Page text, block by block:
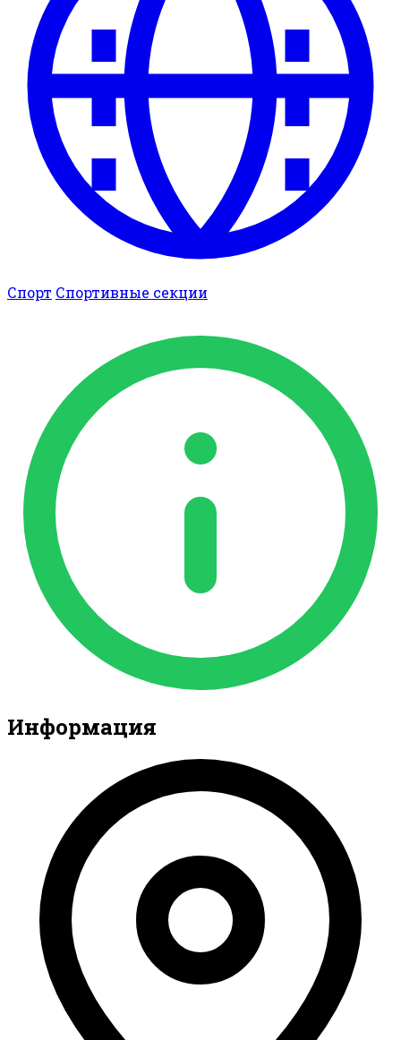
Спорт Спортивные секции
Информация